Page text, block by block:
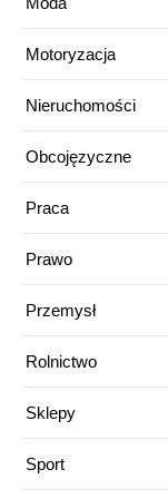
Motoryzacja
Nieruchomości
Obcojęzyczne
Praca
Prawo
Przemysł
Rolnictwo
Sklepy
Sport